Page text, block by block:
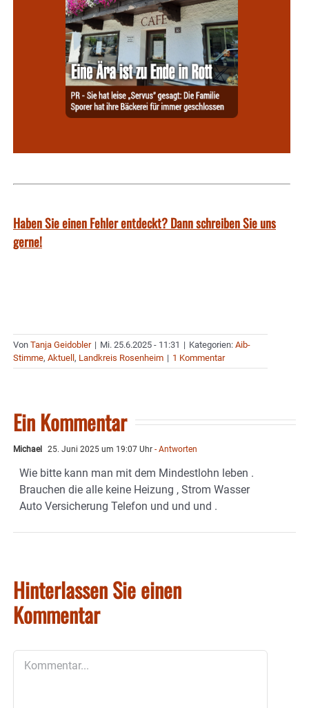
Haben Sie einen Fehler entdeckt? Dann schreiben Sie uns
gerne!
Von Tanja Geidobler | Mi. 25.6.2025 - 11:31 | Kategorien: Aib-
Stimme, Aktuell, Landkreis Rosenheim | 1 Kommentar
Ein Kommentar
Michael 25. Juni 2025 um 19:07 Uhr - Antworten
Wie bitte kann man mit dem Mindestlohn leben .
Brauchen die alle keine Heizung , Strom Wasser
Auto Versicherung Telefon und und und .
Hinterlassen Sie einen
Kommentar